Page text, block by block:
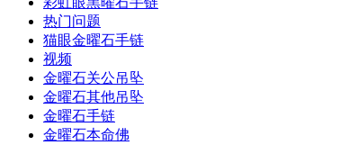
热门问题
猫眼金曜石手链
视频
金曜石关公吊坠
金曜石其他吊坠
金曜石手链
金曜石本命佛